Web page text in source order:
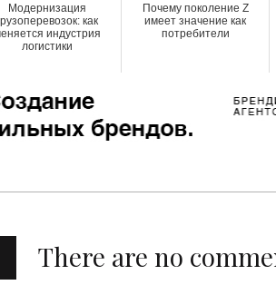
Модернизация
как
индустрия
логистики
Почему поколение Z
имеет значение как
потребители
There are no